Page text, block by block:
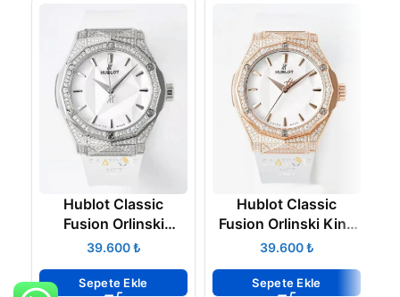
Hublot Classic
Fusion Orlinski
Titanium White Pave
₺
Sepete Ekle
Hublot Classic
Fusion Orlinski King
Gold White 40 mm
₺
Sepete Ekle